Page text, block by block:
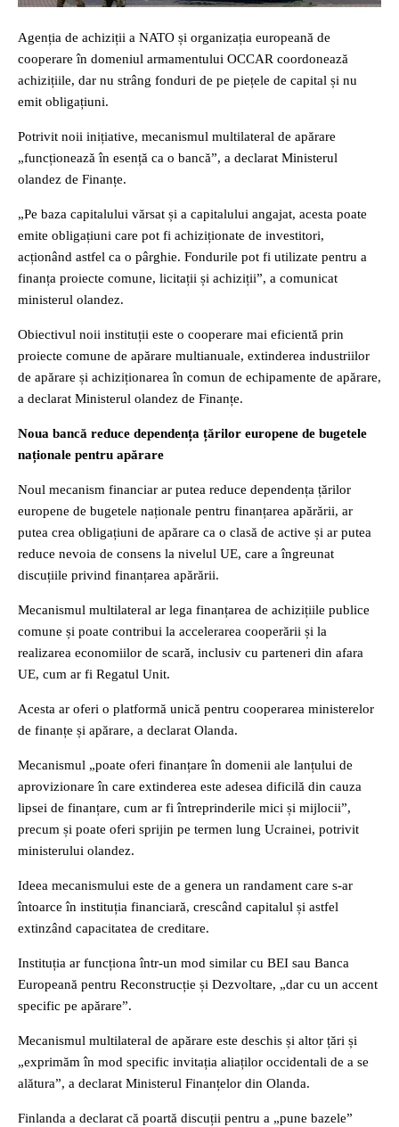
Agenția de achiziții a NATO și organizația europeană de
cooperare în domeniul armamentului OCCAR coordonează
achizițiile, dar nu strâng fonduri de pe piețele de capital și nu
emit obligațiuni.
Potrivit noii inițiative, mecanismul multilateral de apărare
„funcționează în esență ca o bancă”, a declarat Ministerul
olandez de Finanțe.
„Pe baza capitalului vărsat și a capitalului angajat, acesta poate
emite obligațiuni care pot fi achiziționate de investitori,
acționând astfel ca o pârghie. Fondurile pot fi utilizate pentru a
finanța proiecte comune, licitații și achiziții”, a comunicat
ministerul olandez.
Obiectivul noii instituții este o cooperare mai eficientă prin
proiecte comune de apărare multianuale, extinderea industriilor
de apărare și achiziționarea în comun de echipamente de apărare,
a declarat Ministerul olandez de Finanțe.
Noua bancă reduce dependența țărilor europene de bugetele
naționale pentru apărare
Noul mecanism financiar ar putea reduce dependența țărilor
europene de bugetele naționale pentru finanțarea apărării, ar
putea crea obligațiuni de apărare ca o clasă de active și ar putea
reduce nevoia de consens la nivelul UE, care a îngreunat
discuțiile privind finanțarea apărării.
Mecanismul multilateral ar lega finanțarea de achizițiile publice
comune și poate contribui la accelerarea cooperării și la
realizarea economiilor de scară, inclusiv cu parteneri din afara
UE, cum ar fi Regatul Unit.
Acesta ar oferi o platformă unică pentru cooperarea ministerelor
de finanțe și apărare, a declarat Olanda.
Mecanismul „poate oferi finanțare în domenii ale lanțului de
aprovizionare în care extinderea este adesea dificilă din cauza
lipsei de finanțare, cum ar fi întreprinderile mici și mijlocii”,
precum și poate oferi sprijin pe termen lung Ucrainei, potrivit
ministerului olandez.
Ideea mecanismului este de a genera un randament care s-ar
întoarce în instituția financiară, crescând capitalul și astfel
extinzând capacitatea de creditare.
Instituția ar funcționa într-un mod similar cu BEI sau Banca
Europeană pentru Reconstrucție și Dezvoltare, „dar cu un accent
specific pe apărare”.
Mecanismul multilateral de apărare este deschis și altor țări și
„exprimăm în mod specific invitația aliaților occidentali de a se
alătura”, a declarat Ministerul Finanțelor din Olanda.
Finlanda a declarat că poartă discuții pentru a „pune bazele”